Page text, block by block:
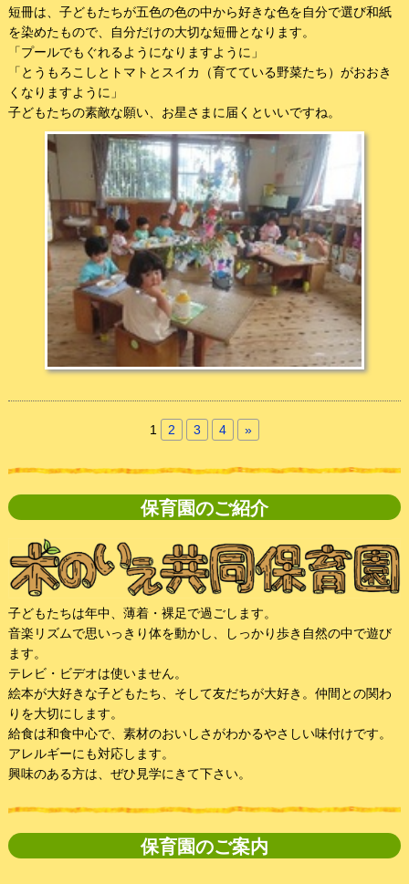
短冊は、子どもたちが五色の色の中から好きな色を自分で選び和紙
を染めたもので、自分だけの大切な短冊となります。
「プールでもぐれるようになりますように」
「とうもろこしとトマトとスイカ（育てている野菜たち）がおおき
くなりますように」
子どもたちの素敵な願い、お星さまに届くといいですね。
1 2 3 4 »
保育園のご紹介
子どもたちは年中、薄着・裸足で過ごします。
音楽リズムで思いっきり体を動かし、しっかり歩き自然の中で遊び
ます。
テレビ・ビデオは使いません。
絵本が大好きな子どもたち、そして友だちが大好き。仲間との関わ
りを大切にします。
給食は和食中心で、素材のおいしさがわかるやさしい味付けです。
アレルギーにも対応します。
興味のある方は、ぜひ見学にきて下さい。
保育園のご案内